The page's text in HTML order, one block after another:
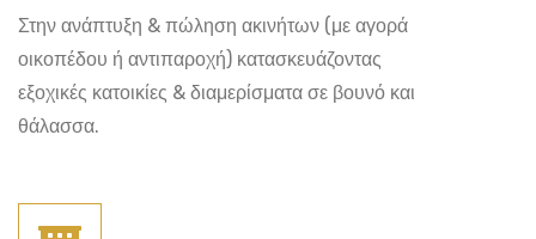
Στην ανάπτυξη & πώληση ακινήτων (με αγορά
οικοπέδου ή αντιπαροχή) κατασκευάζοντας
εξοχικές κατοικίες & διαμερίσματα σε βουνό και
θάλασσα.